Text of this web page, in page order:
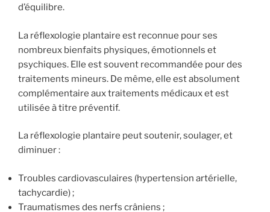
d’équilibre.
La réflexologie plantaire est reconnue pour ses
nombreux bienfaits physiques, émotionnels et
psychiques. Elle est souvent recommandée pour des
traitements mineurs. De même, elle est absolument
complémentaire aux traitements médicaux et est
utilisée à titre préventif.
La réflexologie plantaire peut soutenir, soulager, et
diminuer :
Troubles cardiovasculaires (hypertension artérielle,
tachycardie) ;
Traumatismes des nerfs crâniens ;